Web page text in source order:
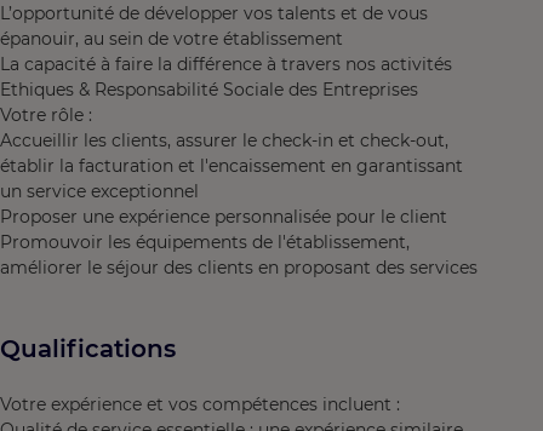
L’opportunité de développer vos talents et de vous
épanouir, au sein de votre établissement
La capacité à faire la différence à travers nos activités
Ethiques & Responsabilité Sociale des Entreprises
Votre rôle :
Accueillir les clients, assurer le check-in et check-out,
établir la facturation et l'encaissement en garantissant
un service exceptionnel
Proposer une expérience personnalisée pour le client
Promouvoir les équipements de l'établissement,
améliorer le séjour des clients en proposant des services
Qualifications
Votre expérience et vos compétences incluent :